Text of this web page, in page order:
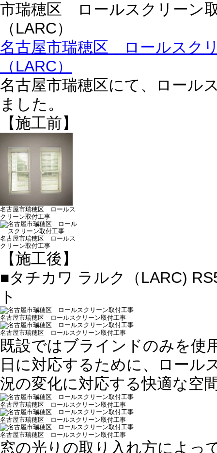
市瑞穂区 ロールスクリー
（LARC）
名古屋市瑞穂区 ロールスク
（LARC）
名古屋市瑞穂区にて、ロール
ました。
【施工前】
名古屋市瑞穂区 ロールス
クリーン取付工事
名古屋市瑞穂区 ロールス
クリーン取付工事
【施工後】
■タチカワ ラルク（LARC)
ト
名古屋市瑞穂区 ロールスクリーン取付工事
名古屋市瑞穂区 ロールスクリーン取付工事
既設ではブラインドのみを使
日に対応するために、ロール
況の変化に対応する快適な空
名古屋市瑞穂区 ロールスクリーン取付工事
名古屋市瑞穂区 ロールスクリーン取付工事
名古屋市瑞穂区 ロールスクリーン取付工事
窓の光りの取り入れ方によっ